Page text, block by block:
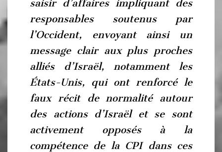
saisir d’affaires impliquant des
responsables soutenus par
l’Occident, envoyant ainsi un
message clair aux plus proches
alliés d’Israël, notamment les
États-Unis, qui ont renforcé le
faux récit de normalité autour
des actions d’Israël et se sont
activement opposés à la
compétence de la CPI dans ces